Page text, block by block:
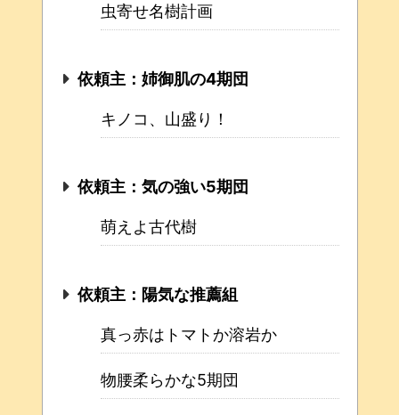
虫寄せ名樹計画
依頼主：姉御肌の4期団
キノコ、山盛り！
依頼主：気の強い5期団
萌えよ古代樹
依頼主：陽気な推薦組
真っ赤はトマトか溶岩か
物腰柔らかな5期団